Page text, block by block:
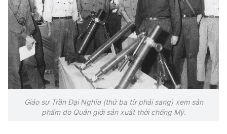
Giáo sư Trần Đại Nghĩa (thứ ba từ phải sang) xem sản
phẩm do Quân giới sản xuất thời chống Mỹ.